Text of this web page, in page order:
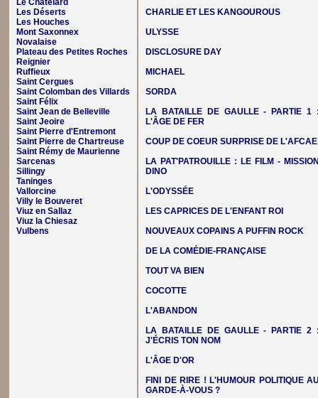
Le Châtelard
Les Déserts
Les Houches
Mont Saxonnex
Novalaise
Plateau des Petites Roches
Reignier
Ruffieux
Saint Cergues
Saint Colomban des Villards
Saint Félix
Saint Jean de Belleville
Saint Jeoire
Saint Pierre d'Entremont
Saint Pierre de Chartreuse
Saint Rémy de Maurienne
Sarcenas
Sillingy
Taninges
Vallorcine
Villy le Bouveret
Viuz en Sallaz
Viuz la Chiesaz
Vulbens
CHARLIE ET LES KANGOUROUS
ULYSSE
DISCLOSURE DAY
MICHAEL
SORDA
LA BATAILLE DE GAULLE - PARTIE 1
L'ÂGE DE FER
COUP DE COEUR SURPRISE DE L'AFCAE
LA PAT'PATROUILLE : LE FILM -
DINO
L'ODYSSÉE
LES CAPRICES DE L'ENFANT ROI
NOUVEAUX COPAINS A PUFFIN ROCK
DE LA COMÉDIE-FRANÇAISE
TOUT VA BIEN
COCOTTE
L'ABANDON
LA BATAILLE DE GAULLE - PARTIE 2
J'ÉCRIS TON NOM
L'ÂGE D'OR
FINI DE RIRE ! L'HUMOUR POLITIQUE
GARDE-À-VOUS ?